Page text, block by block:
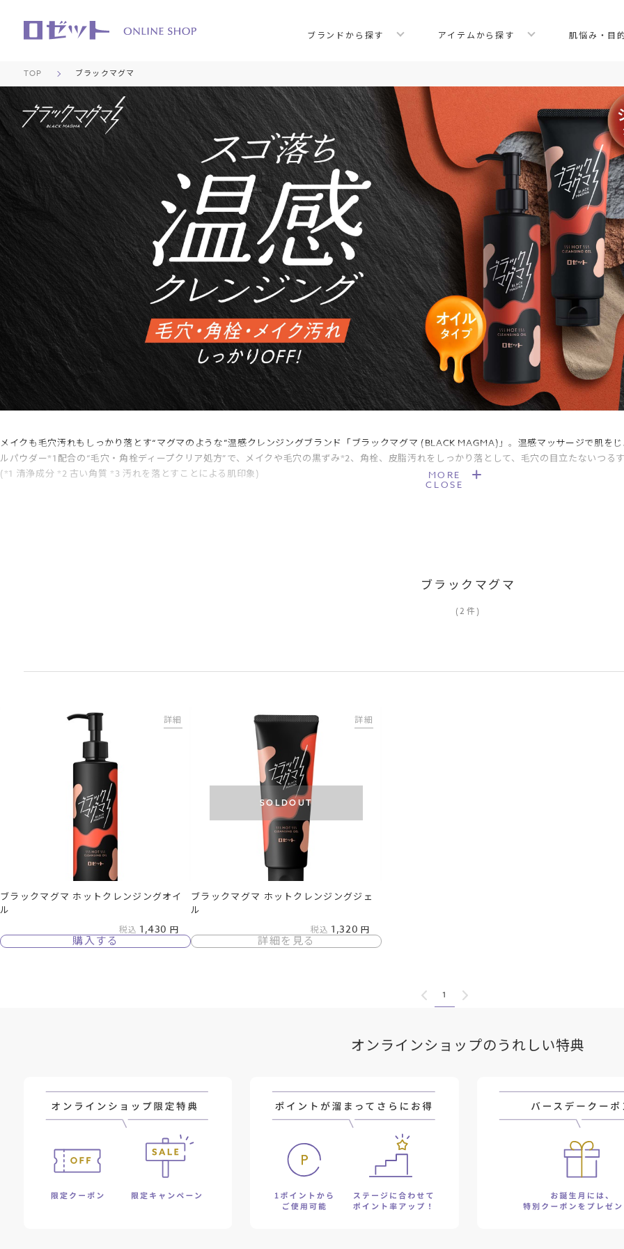
ブランドから探す アイテムから探す 肌悩み・目
TOP ブラックマグマ
メイクも毛穴汚れもしっかり落とす“マグマのような”温感クレンジングブランド「ブラックマグマ (BLACK MAGMA)」。温感マッサージで肌を
ルパウダー*1配合の“毛穴・角栓ディープクリア処方”で、メイクや毛穴の黒ずみ*2、角栓、皮脂汚れをしっかり落として、毛穴の目立たないつる
(*1 清浄成分 *2 古い角質 *3 汚れを落とすことによる肌印象)
MORE
CLOSE
ブラックマグマ
(2 件)
詳細
ブラックマグマ ホットクレンジングオイ
ル
税込 1,430
購入する
SOLDOUT
詳細
ブラックマグマ ホットクレンジングジェ
ル
税込 1,320
詳細を見る
1
オンラインショップのうれしい特典